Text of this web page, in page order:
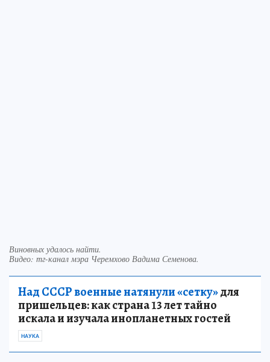
Виновных удалось найти.
Видео: тг-канал мэра Черемхово Вадима Семенова.
Над СССР военные натянули «сетку»для
пришельцев: как страна 13 лет тайно
искала и изучала инопланетных гостей
НАУКА